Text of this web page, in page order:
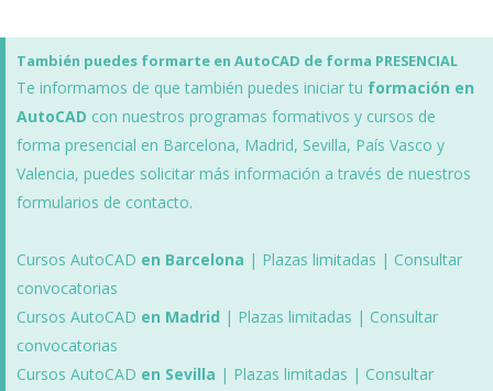
También puedes formarte en AutoCAD de forma PRESENCIAL
Te informamos de que también puedes iniciar tu formación en
AutoCAD con nuestros programas formativos y cursos de
forma presencial en Barcelona, Madrid, Sevilla, País Vasco y
Valencia, puedes solicitar más información a través de nuestros
formularios de contacto.
Cursos AutoCAD en Barcelona | Plazas limitadas | Consultar
convocatorias
Cursos AutoCAD en Madrid | Plazas limitadas | Consultar
convocatorias
Cursos AutoCAD en Sevilla | Plazas limitadas | Consultar